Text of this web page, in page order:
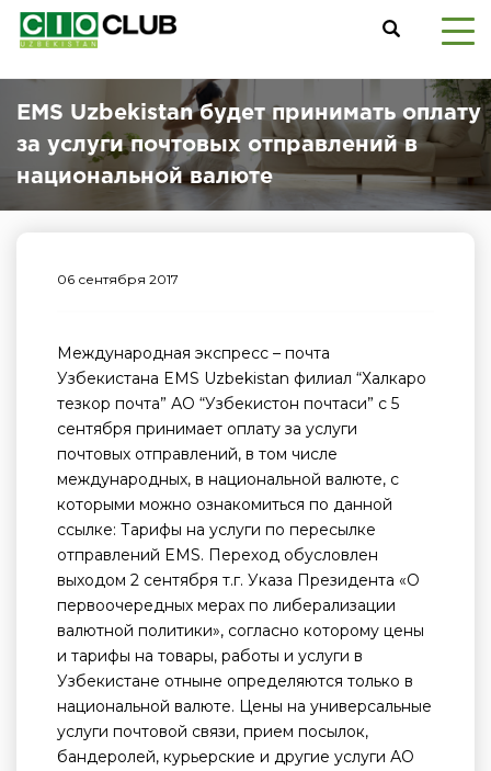
EMS Uzbekistan будет принимать оплату
за услуги почтовых отправлений в
национальной валюте
06 сентября 2017
Международная экспресс – почта
Узбекистана EMS Uzbekistan филиал “Халкаро
тезкор почта” АО “Узбекистон почтаси” с 5
сентября принимает оплату за услуги
почтовых отправлений, в том числе
международных, в национальной валюте, с
которыми можно ознакомиться по данной
ссылке: Тарифы на услуги по пересылке
отправлений EMS. Переход обусловлен
выходом 2 сентября т.г. Указа Президента «О
первоочередных мерах по либерализации
валютной политики», согласно которому цены
и тарифы на товары, работы и услуги в
Узбекистане отныне определяются только в
национальной валюте. Цены на универсальные
услуги почтовой связи, прием посылок,
бандеролей, курьерские и другие услуги АО